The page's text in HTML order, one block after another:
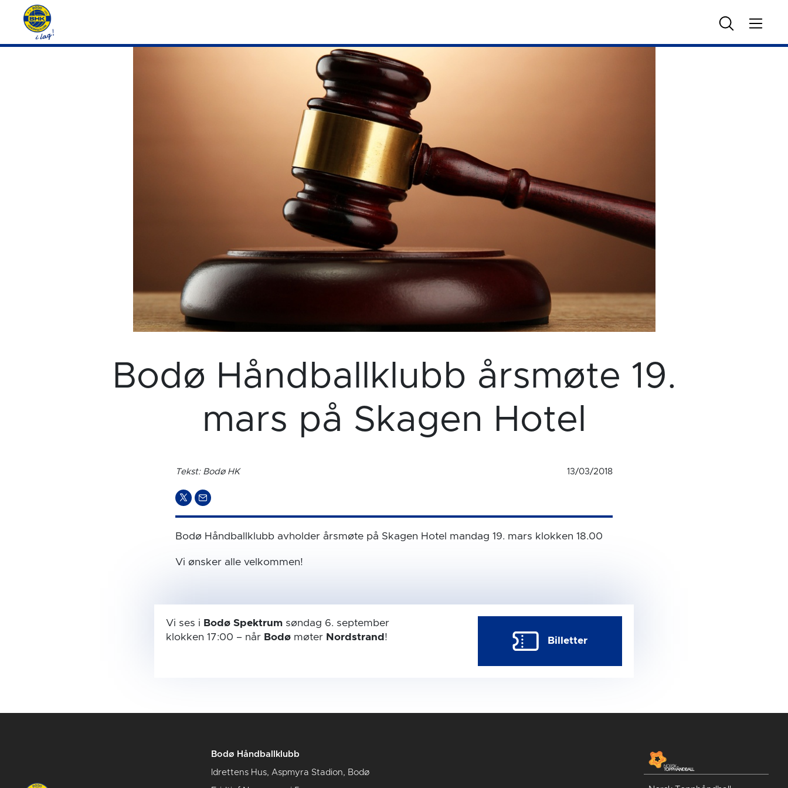
Bodø Håndballklubb årsmøte 19.
mars på Skagen Hotel
Tekst: Bodø HK 13/03/2018
Bodø Håndballklubb avholder årsmøte på Skagen Hotel mandag 19. mars klokken 18.00
Vi ønsker alle velkommen!
Vi ses i Bodø Spektrumsøndag 6. september
klokken 17:00 – når Bodømøter Nordstrand ! Billetter
Bodø Håndballklubb
Idrettens Hus, Aspmyra Stadion, Bodø